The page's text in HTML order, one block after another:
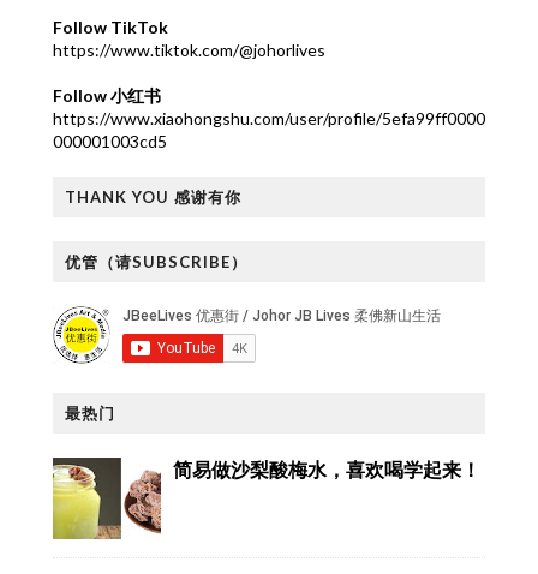
Follow TikTok
https://www.tiktok.com/@johorlives
Follow 小红书
https://www.xiaohongshu.com/user/profile/5efa99ff0000
000001003cd5
THANK YOU 感谢有你
优管（请SUBSCRIBE）
最热门
简易做沙梨酸梅水，喜欢喝学起来！